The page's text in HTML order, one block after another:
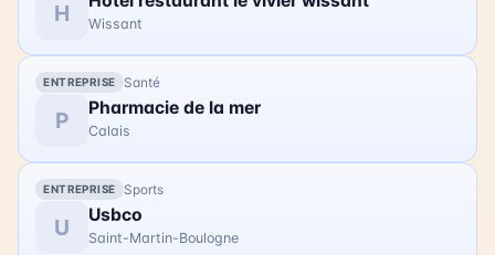
H Wissant
ENTREPRISE Santé
P Pharmacie de la mer
Calais
ENTREPRISE Sports
U Usbco
Saint-Martin-Boulogne